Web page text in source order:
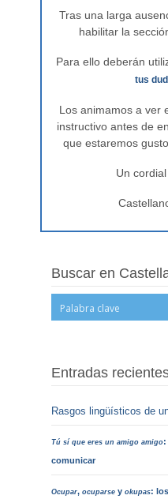
Tras una larga
habilitar la
Para ello deberán
tus
Los animamos a ver
instructivo antes de
que estaremos
Un cordial
Buscar en
Entradas
Rasgos lingüísticos de
Tú sí que eres un amigo amigo:
comunicar
Ocupar, ocuparsey okupas: